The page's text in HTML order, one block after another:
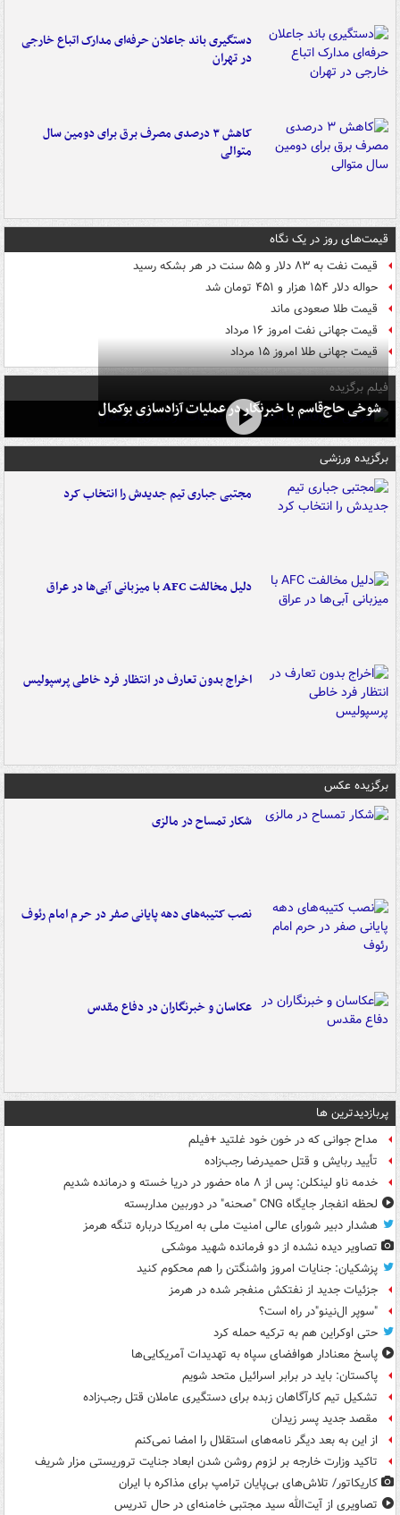
دستگیری باند جاعلان حرفه‌ای مدارک اتباع خارجی
در تهران
کاهش ۳ درصدی مصرف برق برای دومین سال
متوالی
قیمت‌های روز در یک نگاه
قیمت نفت به ۸۳ دلار و ۵۵ سنت در هر بشکه رسید
حواله دلار ۱۵۴ هزار و ۴۵۱ تومان شد
قیمت طلا صعودی ماند
قیمت جهانی نفت امروز ۱۶ مرداد
قیمت جهانی طلا امروز ۱۵ مرداد
فیلم برگزیده
شوخی حاج‌قاسم با خبرنگار در عملیات آزادسازی بوکمال
برگزیده ورزشی
مجتبی جباری تیم جدیدش را انتخاب کرد
دلیل مخالفت AFC با میزبانی آبی‌ها در عراق
اخراج بدون تعارف در انتظار فرد خاطی پرسپولیس
برگزیده عکس
شکار تمساح در مالزی
نصب کتیبه‌های دهه پایانی صفر در حرم امام رئوف
عکاسان و خبرنگاران در دفاع مقدس
پربازدیدترین ها
مداح جوانی که در خون خود غلتید +فیلم
تأیید ربایش و قتل حمیدرضا رجب‌زاده
خدمه ناو لینکلن: پس از ۸ ماه حضور در دریا خسته و درمانده‌ شدیم
لحظه انفجار جایگاه CNG "صحنه" در دوربین مداربسته
هشدار دبیر شورای عالی امنیت ملی به امریکا درباره تنگه هرمز
تصاویر دیده‌ نشده از دو فرمانده شهید موشکی
پزشکیان: جنایات امروز واشنگتن را هم محکوم کنید
جزئیات جدید از نفتکش منفجر شده در هرمز
"سوپر ال‌نینو"در راه است؟
حتی اوکراین هم به ترکیه حمله کرد
پاسخ معنادار هوافضای سپاه به تهدیدات آمریکایی‌ها
پاکستان: باید در برابر اسرائیل متحد شویم
تشکیل تیم کارآگاهان زبده برای دستگیری عاملان قتل رجب‌زاده
مقصد جدید پسر زیدان
از این به بعد دیگر نامه‌های استقلال را امضا نمی‌کنم
تاکید وزارت خارجه بر لزوم روشن شدن ابعاد جنایت تروریستی مزار شریف
کاریکاتور/ تلاش‌های بی‌پایان ترامپ برای مذاکره با ایران
تصاویری از آیت‌الله سید مجتبی خامنه‌ای در حال تدریس